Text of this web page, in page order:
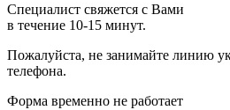
Специалист свяжется с Вами
в течение 10-15 минут.
Пожалуйста, не занимайте линию
телефона.
Форма временно не работает